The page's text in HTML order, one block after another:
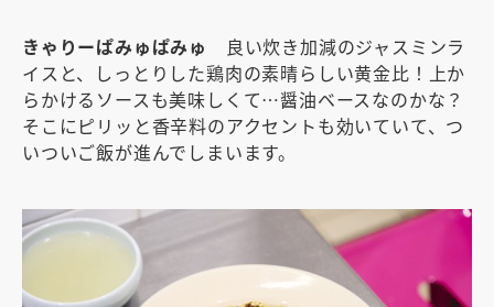
きゃりーぱみゅぱみゅ
良い炊き加減のジャスミンラ
イスと、しっとりした鶏肉の素晴らしい黄金比！上か
らかけるソースも美味しくて…醤油ベースなのかな？
そこにピリッと香辛料のアクセントも効いていて、つ
いついご飯が進んでしまいます。